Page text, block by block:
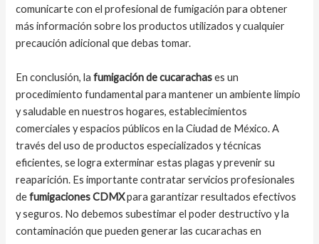
comunicarte con el profesional de fumigación para obtener
más información sobre los productos utilizados y cualquier
precaución adicional que debas tomar.
En conclusión, lafumigación de cucarachases un
procedimiento fundamental para mantener un ambiente limpio
y saludable en nuestros hogares, establecimientos
comerciales y espacios públicos en la Ciudad de México. A
través del uso de productos especializados y técnicas
eficientes, se logra exterminar estas plagas y prevenir su
reaparición. Es importante contratar servicios profesionales
defumigaciones CDMXpara garantizar resultados efectivos
y seguros. No debemos subestimar el poder destructivo y la
contaminación que pueden generar las cucarachas en